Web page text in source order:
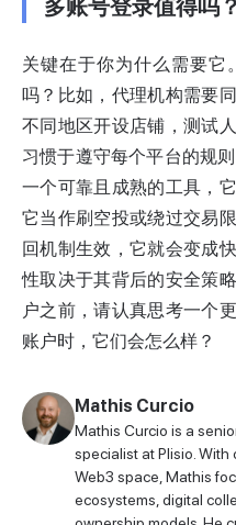
多账号登录值得吗
关键在于你为什么需要它
吗？比如，代理机构需要
不同地区开设店铺，测试
习惯于遵守每个平台的规
一个可靠且成熟的工具，
它当作刷空投或绕过交易
回机制生效，它就会变成
性取决于其背后的安全策
户之前，请认真思考一个
账户时，它们会怎么样？
Mathis Curcio
Mathis Curcio is a
specialist at Plisio.
Web3 space, Mathis
ecosystems, digital